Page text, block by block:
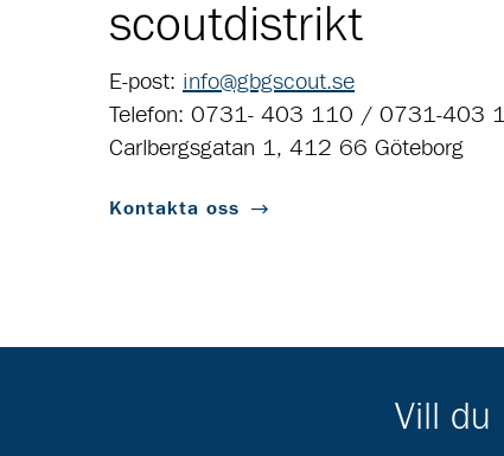
scoutdistrikt
E-post: info@gbgscout.se
Telefon: 0731- 403 110 / 0731-403
Carlbergsgatan 1, 412 66 Göteborg
Kontakta oss
Vill du